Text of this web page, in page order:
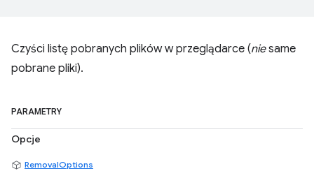
Czyści listę pobranych plików w przeglądarce (niesame
pobrane pliki).
PARAMETRY
Opcje
RemovalOptions